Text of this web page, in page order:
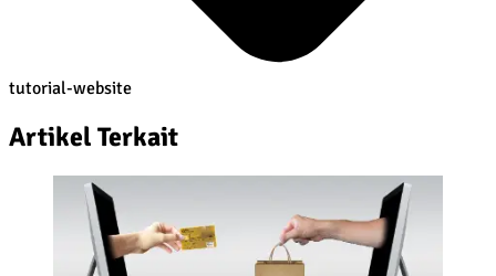
tutorial-website
Artikel Terkait